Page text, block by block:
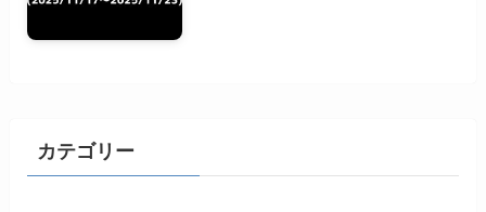
カテゴリー